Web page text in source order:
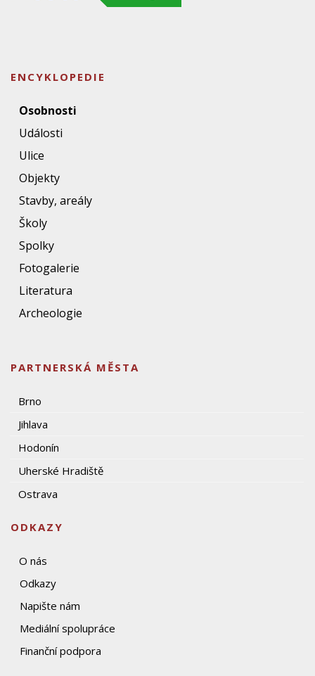
ENCYKLOPEDIE
Osobnosti
Události
Ulice
Objekty
Stavby, areály
Školy
Spolky
Fotogalerie
Literatura
Archeologie
PARTNERSKÁ MĚSTA
Brno
Jihlava
Hodonín
Uherské Hradiště
Ostrava
ODKAZY
O nás
Odkazy
Napište nám
Mediální spolupráce
Finanční podpora